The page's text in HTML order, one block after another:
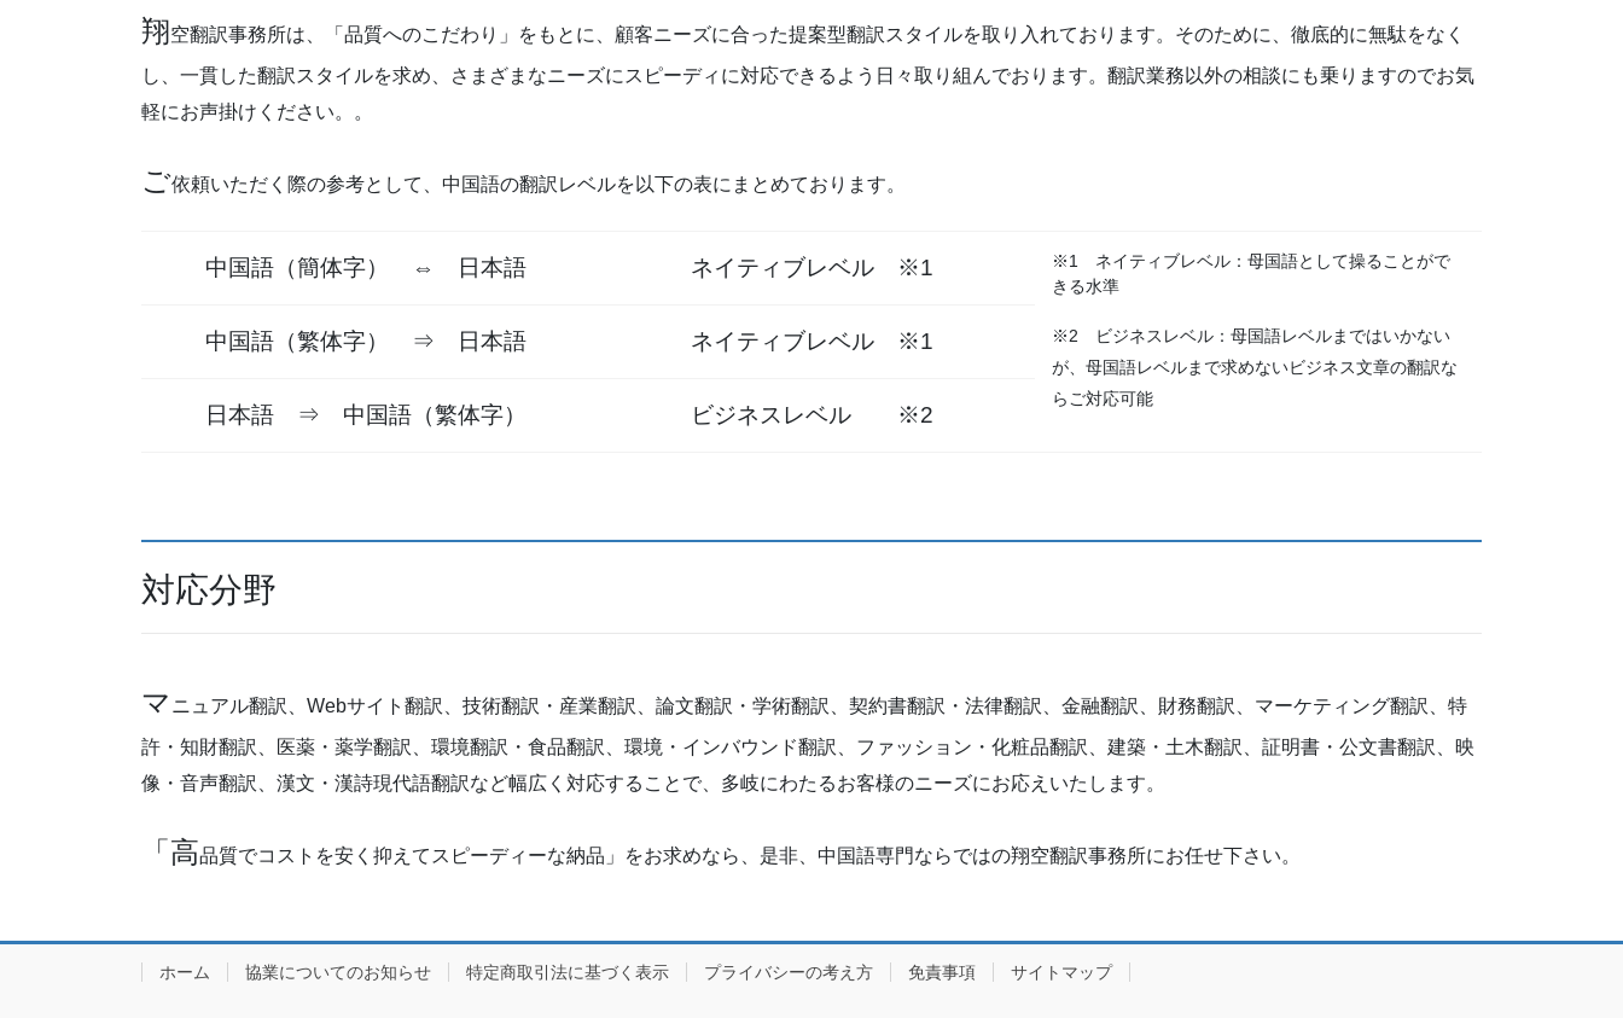
翔空翻訳事務所は、「品質へのこだわり」をもとに、顧客ニーズに合った提案型翻訳スタイルを取り入れております。そのために、徹底的に無駄をなく
し、一貫した翻訳スタイルを求め、さまざまなニーズにスピーディに対応できるよう日々取り組んでおります。翻訳業務以外の相談にも乗りますのでお気
軽にお声掛けください。。
ご依頼いただく際の参考として、中 国語の翻訳レベルを以下の表にまとめております。
中国語（簡体字） ⇔ 日本語 ネイティブレベル ※1
※1 ネイティブレベル：母国語として操ることがで
きる水準
※2 ビジネスレベル：母国語レベルまではいかない
が、母国語レベルまで求めないビジネス文章の翻訳な
らご対応可能
中国語（繁体字） ⇒ 日本語 ネイティブレベル ※1
日本語 ⇒ 中国語（繁体字） ビジネスレベル ※2
対応分野
マ ニュアル翻訳、Webサイト翻訳、技術翻訳・産業翻訳、論文翻訳・学術翻訳、契約書翻訳・法律翻訳、金融翻訳、財務翻訳、マーケティング翻訳、特
許・知財翻訳、医薬・薬学翻訳、環境翻訳・食品翻訳、環境・インバウンド翻訳、ファッション・化粧品翻訳、建築・土木翻訳、証明書・公文書翻訳、映
像・音声翻訳、漢文・漢詩現代語翻訳など幅広く対応することで、多岐にわたるお客様のニーズにお応えいたします。
「高品質でコストを安く抑えてスピーディーな納品」をお求めなら、是非、中国語専門ならではの翔空翻訳事務所にお任せ下さい。
ホーム 協業についてのお知らせ 特定商取引法に基づく表示 プライバシーの考え方 免責事項 サイトマップ